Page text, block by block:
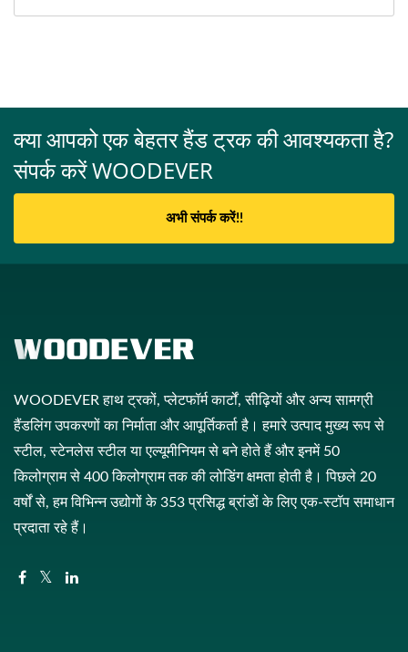
क्या आपको एक बेहतर हैंड ट्रक की आवश्यकता है?
संपर्क करें WOODEVER
अभी संपर्क करें!!
WOODEVER हाथ ट्रकों, प्लेटफॉर्म कार्टों, सीढ़ियों और अन्य सामग्री
हैंडलिंग उपकरणों का निर्माता और आपूर्तिकर्ता है। हमारे उत्पाद मुख्य रूप से
स्टील, स्टेनलेस स्टील या एल्यूमीनियम से बने होते हैं और इनमें 50
किलोग्राम से 400 किलोग्राम तक की लोडिंग क्षमता होती है। पिछले 20
वर्षों से, हम विभिन्न उद्योगों के 353 प्रसिद्ध ब्रांडों के लिए एक-स्टॉप समाधान
प्रदाता रहे हैं।